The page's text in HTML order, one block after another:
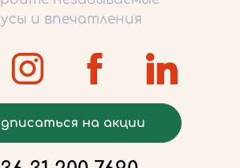
и впечатления
на акции